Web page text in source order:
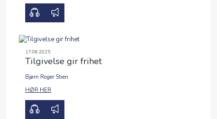
17.08.2025
Tilgivelse gir frihet
Bjørn Roger Stien
HØR HER